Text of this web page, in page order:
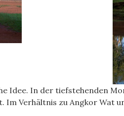
Idee. In der tiefstehenden
Verhältnis zu Angkor Wat